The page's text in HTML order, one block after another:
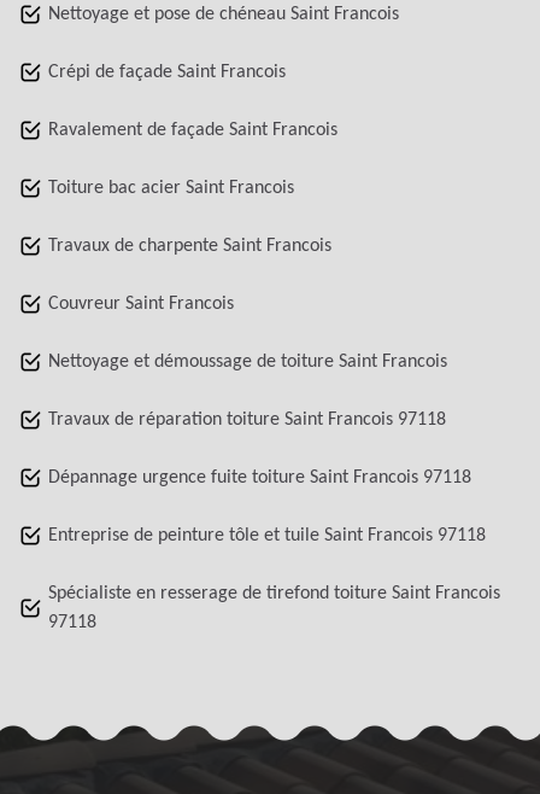
Nettoyage et pose de chéneau Saint Francois
Crépi de façade Saint Francois
Ravalement de façade Saint Francois
Toiture bac acier Saint Francois
Travaux de charpente Saint Francois
Couvreur Saint Francois
Nettoyage et démoussage de toiture Saint Francois
Travaux de réparation toiture Saint Francois 97118
Dépannage urgence fuite toiture Saint Francois 97118
Entreprise de peinture tôle et tuile Saint Francois 97118
Spécialiste en resserage de tirefond toiture Saint Francois
97118